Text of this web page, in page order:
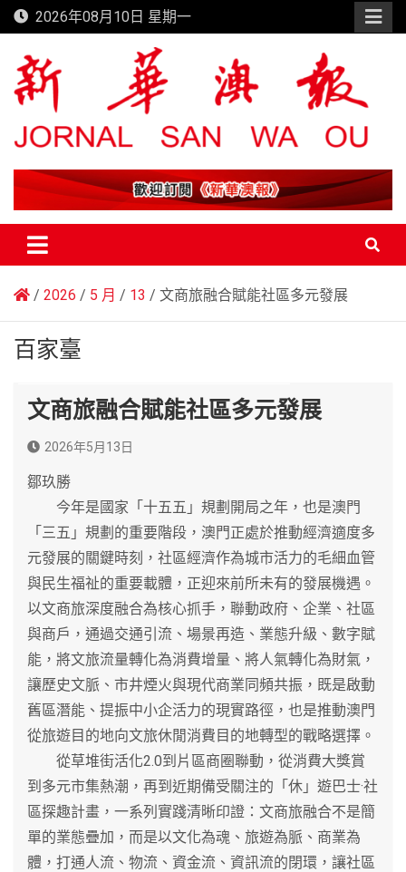
Skip
to
content
2026年08月10日 星期一
新華澳報
2026 5 月 13 文商旅融合賦能社區多元發展
百家臺
文商旅融合賦能社區多元發展
2026年5月13日
鄒玖勝
今年是國家「十五五」規劃開局之年，也是澳門
「三五」規劃的重要階段，澳門正處於推動經濟適度多
元發展的關鍵時刻，社區經濟作為城市活力的毛細血管
與民生福祉的重要載體，正迎來前所未有的發展機遇。
以文商旅深度融合為核心抓手，聯動政府、企業、社區
與商戶，通過交通引流、場景再造、業態升級、數字賦
能，將文旅流量轉化為消費增量、將人氣轉化為財氣，
讓歷史文脈、市井煙火與現代商業同頻共振，既是啟動
舊區潛能、提振中小企活力的現實路徑，也是推動澳門
從旅遊目的地向文旅休閒消費目的地轉型的戰略選擇。
從草堆街活化2.0到片區商圈聯動，從消費大獎賞
到多元市集熱潮，再到近期備受關注的「休」遊巴士·社
區探趣計畫，一系列實踐清晰印證：文商旅融合不是簡
單的業態疊加，而是以文化為魂、旅遊為脈、商業為
體，打通人流、物流、資金流、資訊流的閉環，讓社區